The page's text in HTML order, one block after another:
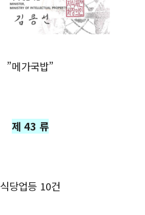
”메가국밥”
제 43 류
식당업등 10건